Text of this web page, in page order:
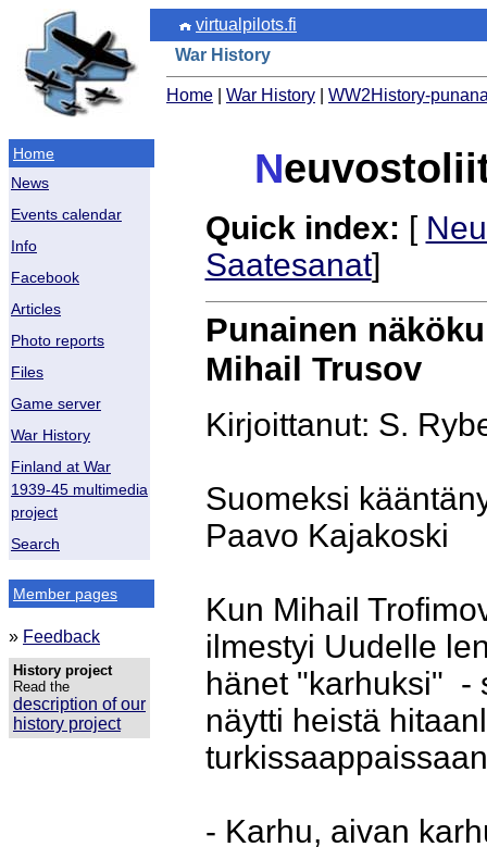
Home
News
Events calendar
Info
Facebook
Articles
Photo reports
Files
Game server
War History
Finland at War
1939-45 multimedia
project
Search
Member pages
» Feedback
History project
Read the
description of our
history project
virtualpilots.fi
War History
Home War History WW2History-
N
Quick index: [
Saatesanat]
Punainen
Mihail Trusov
Kirjoittanut: S.
Suomeksi
Paavo Kajakoski
Kun Mihail
ilmestyi Uudelle
hänet "karhuksi" -
näytti heistä
- Karhu, aivan